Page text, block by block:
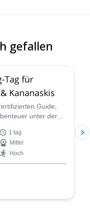
gefallen
4.4
Tag für
Kananaskis
Guide,
unter der
1 tag
Mittel
Hoch